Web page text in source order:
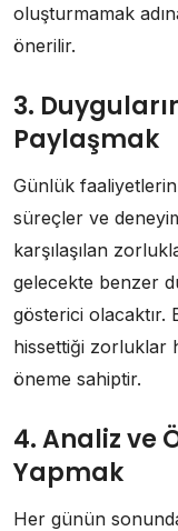
oluşturmamak
önerilir.
3.
Paylaşmak
Günlük
süreçler ve
karşılaşılan
gelecekte benzer
gösterici olacaktır.
hissettiği zorluklar
öneme sahiptir.
4. Analiz ve
Yapmak
Her günün